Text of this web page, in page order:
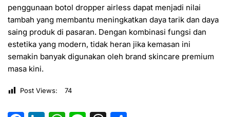
penggunaan botol dropper airless dapat menjadi nilai
tambah yang membantu meningkatkan daya tarik dan daya
saing produk di pasaran. Dengan kombinasi fungsi dan
estetika yang modern, tidak heran jika kemasan ini
semakin banyak digunakan oleh brand skincare premium
masa kini.
Post Views: 74